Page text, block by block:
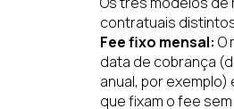
contratuais
Fee fixo mensal: O
data de cobrança
anual, por
que fixam o fee